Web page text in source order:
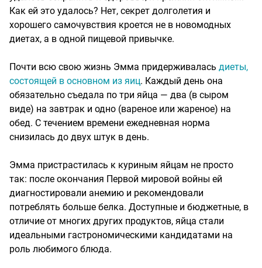
Как ей это удалось? Нет, секрет долголетия и
хорошего самочувствия кроется не в новомодных
диетах, а в одной пищевой привычке.
Почти всю свою жизнь Эмма придерживалась диеты,
состоящей в основном из яиц. Каждый день она
обязательно съедала по три яйца — два (в сыром
виде) на завтрак и одно (вареное или жареное) на
обед. С течением времени ежедневная норма
снизилась до двух штук в день.
Эмма пристрастилась к куриным яйцам не просто
так: после окончания Первой мировой войны ей
диагностировали анемию и рекомендовали
потреблять больше белка. Доступные и бюджетные, в
отличие от многих других продуктов, яйца стали
идеальными гастрономическими кандидатами на
роль любимого блюда.